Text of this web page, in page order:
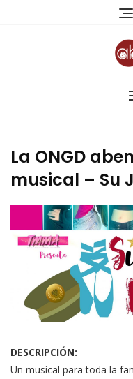
La ONGD
musical – Su
DESCRIPCIÓN:
Un musical para toda la